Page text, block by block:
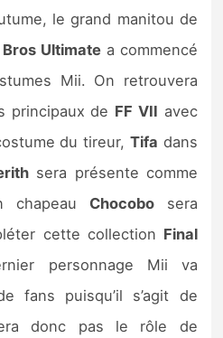
Switch 2
le grand manitou de
Ultimate a commencé
Mii. On retrouvera
principaux de FF VII avec
du tireur, Tifa dans
sera présente comme
chapeau Chocobosera
cette collection Final
personnage Mii va
fans puisqu’il s’agit de
donc pas le rôle de